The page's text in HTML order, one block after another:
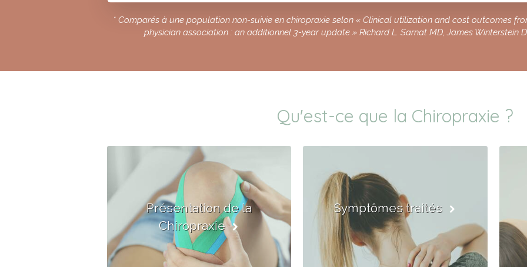
* Comparés à une population non-suivie en chiropraxie selon « Clinical utilization and cost outcomes
physician association : an additionnel 3-year update » Richard L. Sarnat MD, James Winterstein
Qu'est-ce que la Chiropraxie ?
Présentation de la
Chiropraxie
Symptômes traités